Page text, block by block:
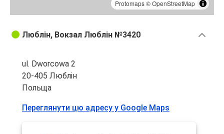
Protomaps©OpenStreetMap
Люблін, Вокзал Люблін №3420
ul. Dworcowa 2
20-405 Люблін
Польща
Переглянути цю адресу у Google Maps